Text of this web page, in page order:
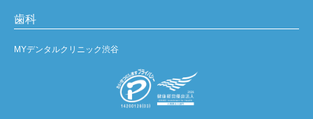
歯科
MYデンタルクリニック渋谷